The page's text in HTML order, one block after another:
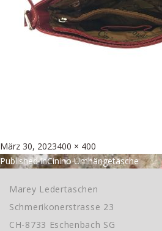
Posted
on
März 30, 2023Full
size
400 × 400
Beitragsnavigation
Published inCinino Umhängetasche
Marey Ledertaschen
Schmerikonerstrasse 23
CH-8733 Eschenbach SG